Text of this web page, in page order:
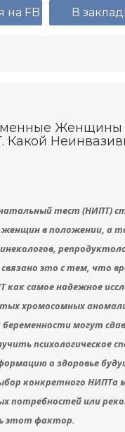
Какой
тест (НИПТ)
женщин в положении, а
это с тем, что
самое надежное
хромосомных
могут
психологическое
о здоровье
конкретного НИПТа
потребностей или
этот фактор.
на FB В